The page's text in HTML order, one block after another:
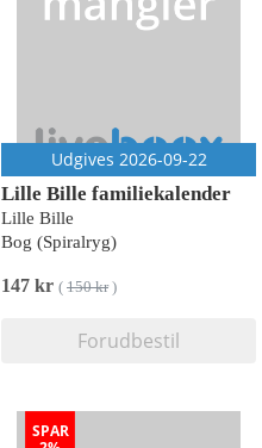
Udgives 2026-09-22
Lille Bille familiekalender
Lille Bille
Bog (Spiralryg)
147 kr ( 150 kr)
Forudbestil
SPAR